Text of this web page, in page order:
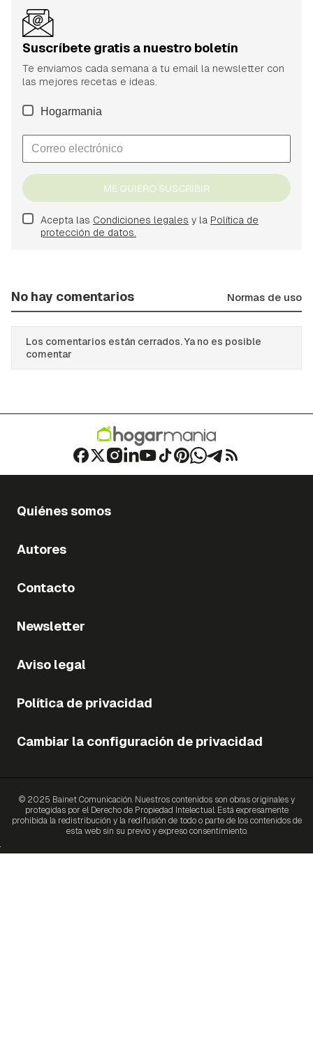
Suscríbete gratis a nuestro boletín
Te enviamos cada semana a tu email la newsletter con
las mejores recetas e ideas.
Hogarmania
ME QUIERO SUSCRIBIR
Acepta las Condiciones legales y la Política de
protección de datos.
No hay comentarios Normas de uso
Los comentarios están cerrados. Ya no es posible
comentar
Quiénes somos
Autores
Contacto
Newsletter
Aviso legal
Política de privacidad
Cambiar la configuración de privacidad
© 2025 Bainet Comunicación. Nuestros contenidos son obras originales y
protegidas por el Derecho de Propiedad Intelectual. Está expresamente
prohibida la redistribución y la redifusión de todo o parte de los contenidos de
esta web sin su previo y expreso consentimiento.